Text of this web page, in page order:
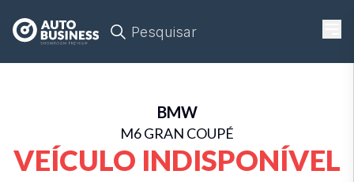
Pesquisar
BMW
M6 GRAN COUPÉ
VEÍCULO INDISPONÍVEL